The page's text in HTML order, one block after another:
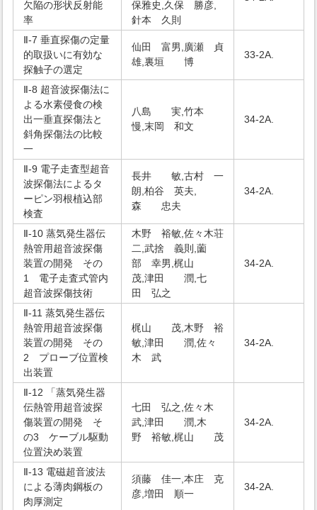
欠陥の形状反射能
率
保雅史,久保 勝彦,
針本 久則
Ⅱ-7 垂直探傷の定量
的取扱いに有効な
探触子の選定
仙田 富男,廣瀬 貞
雄,裏垣 博
33-2A.
Ⅱ-8 超音波探傷法に
よる水素侵食の検
出一垂直探傷法と
斜角探傷法の比較
一
八島 実,竹本
慢,末岡 和文
34-2A.
Ⅱ-9 電子走査型超音
波探傷法によるタ
ーピン羽根植込部
検査
長井 敏,古村 一
朗,柏谷 英夫,
森 忠夫
34-2A.
Ⅱ-10 蒸気発生器伝
熱管用超音波探傷
装置の開発 その
1 電子走査式管内
超音波探傷技術
木野 裕敏,佐々木荘
二,武捨 義則,薗
部 幸男,梶山
茂,津田 潤,七
田 弘之
34-2A.
Ⅱ-11 蒸気発生器伝
熱管用超音波探傷
装置の開発 その
2 プローブ位置検
出装置
梶山 茂,木野 裕
敏,津田 潤,佐々
木 武
34-2A.
Ⅱ-12 「蒸気発生器
伝熱管用超音波探
傷装置の開発 そ
の3 ケーブル駆動
位置決め装置
七田 弘之,佐々木
武,津田 潤,木
野 裕敏,梶山 茂
34-2A.
Ⅱ-13 電磁超音波法
による薄肉鋼板の
肉厚測定
須藤 佳一,本庄 克
彦,増田 順一
34-2A.